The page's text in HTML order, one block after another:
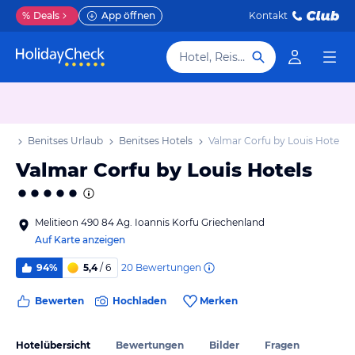
% Deals App öffnen Kontakt
Hotel, Reiseziel
Benitses Urlaub Benitses Hotels Valmar Corfu by Louis Hotels
Valmar Corfu by Louis Hotels
Melitieon 490 84 Ag. Ioannis Korfu Griechenland
Auf Karte anzeigen
94% 5,4/ 6 20 Bewertungen
Bewerten Hochladen Merken
Hotelübersicht Bewertungen Bilder Fragen